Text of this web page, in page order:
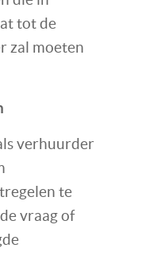
tot de
zal moeten
verhuurder
te
vraag of